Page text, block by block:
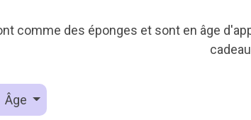
comme des éponges et sont en âge
Âge